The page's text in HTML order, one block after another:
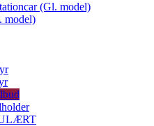
(Gl. model)
model)